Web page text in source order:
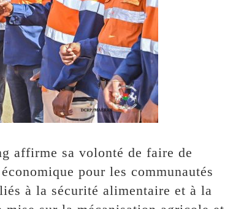
affirme sa volonté de faire de
pour les communautés
à la sécurité alimentaire et à la